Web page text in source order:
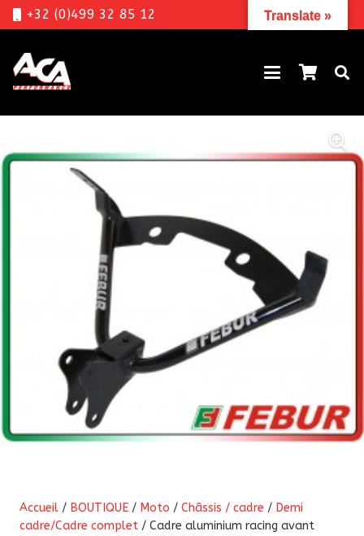
+32 (0)499 32 85 12
Accueil / BOUTIQUE / Moto / Châssis / cadre / Demi
cadre/Cadre complet / Cadre aluminium racing avant
Translate »